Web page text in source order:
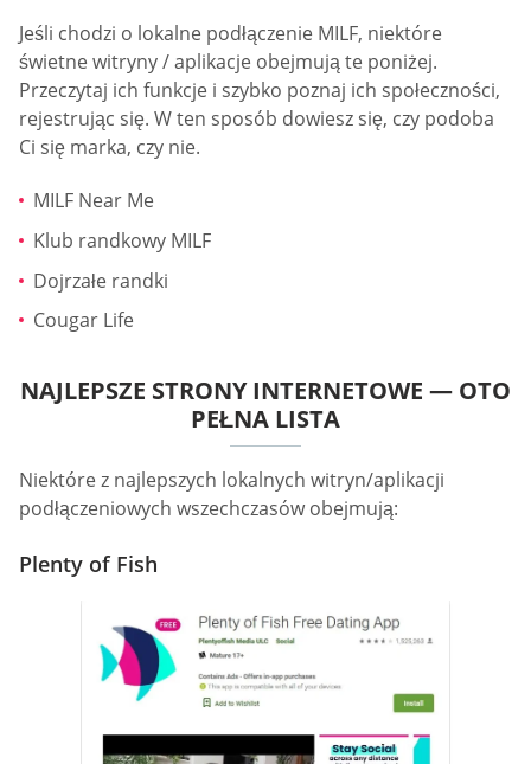
Jeśli chodzi o lokalne podłączenie MILF, niektóre
świetne witryny / aplikacje obejmują te poniżej.
Przeczytaj ich funkcje i szybko poznaj ich społeczności,
rejestrując się. W ten sposób dowiesz się, czy podoba
Ci się marka, czy nie.
MILF Near Me
Klub randkowy MILF
Dojrzałe randki
Cougar Life
NAJLEPSZE STRONY INTERNETOWE — OTO
PEŁNA LISTA
Niektóre z najlepszych lokalnych witryn/aplikacji
podłączeniowych wszechczasów obejmują:
Plenty of Fish